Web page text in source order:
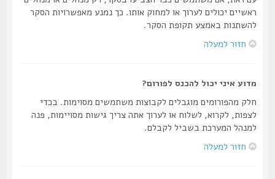
ראשיים יכולים לערוך או למחוק אותו. כך נמנע מאפשרויות הסקר
להשתנות באמצע תקופת הסקר.
חזור למעלה
מדוע איני יכול להכנס לפורום?
חלק מהפורומים מוגבלים לקבוצות משתמשים מסוימות. בכדי
לצפות, לקרוא, לשלוח או לערוך אתה צריך גישות מסויימות, פנה
למנהל המערכת בשביל לקבלם.
חזור למעלה